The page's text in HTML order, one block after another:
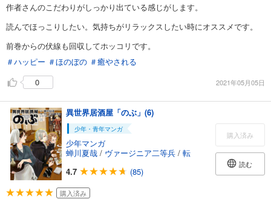
作者さんのこだわりがしっかり出ている感じがします。
読んでほっこりしたい。気持ちがリラックスしたい時にオススメです。
前巻からの伏線も回収してホッコリです。
＃ハッピー ＃ほのぼの ＃癒やされる
0
2021年05月05日
異世界居酒屋「のぶ」(6)
少年・青年マンガ
少年マンガ
蝉川夏哉 / ヴァージニア二等兵 / 転
4.7
(85)
購入済み
読む
購入済み